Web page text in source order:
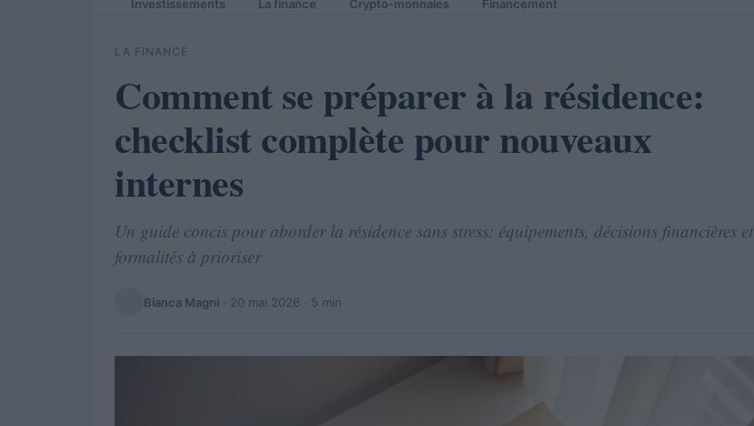
Investissements La finance Crypto-monnaies Financement
LA FINANCE
Comment se préparer à la résidence:
checklist complète pour nouveaux
internes
Un guide concis pour aborder la résidence sans stress: équipements, décisions financières et
formalités à prioriser
Bianca Magni · 20 mai 2026 · 5 min